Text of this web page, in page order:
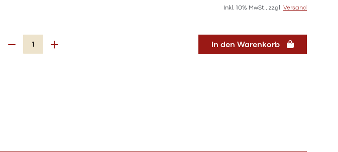
Inkl. 10% MwSt., zzgl. Versand
In den Warenkorb